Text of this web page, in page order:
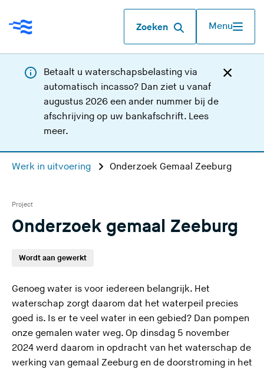
Zoeken Menu
Betaalt u waterschapsbelasting via
automatisch incasso? Dan ziet u vanaf
augustus 2026 een ander nummer bij de
afschrijving op uw bankafschrift. Lees
meer.
Werk in uitvoering Onderzoek Gemaal Zeeburg
Project
Onderzoek gemaal Zeeburg
Wordt aan gewerkt
Genoeg water is voor iedereen belangrijk. Het
waterschap zorgt daarom dat het waterpeil precies
goed is. Is er te veel water in een gebied? Dan pompen
onze gemalen water weg. Op dinsdag 5 november
2024 werd daarom in opdracht van het waterschap de
werking van gemaal Zeeburg en de doorstroming in het